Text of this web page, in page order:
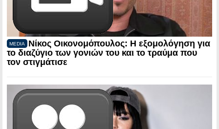
MEDIA
Νίκος Οικονομόπουλος: Η εξομολόγηση για
το διαζύγιο των γονιών του και το τραύμα που
τον στιγμάτισε